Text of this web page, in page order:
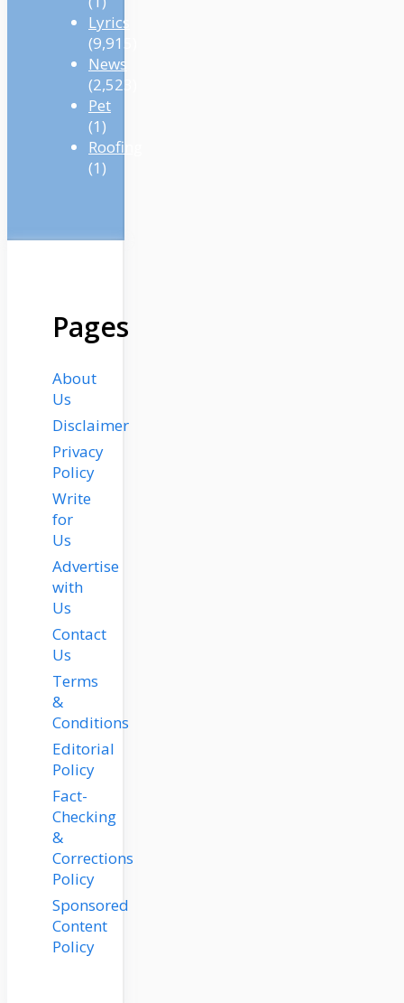
Lyrics
(9,915)
News
(2,523)
Pet
(1)
Roofing
(1)
Pages
About
Us
Disclaimer
Privacy
Policy
Write
for
Us
Advertise
with
Us
Contact
Us
Terms
&
Conditions
Editorial
Policy
Fact-
Checking
&
Corrections
Policy
Sponsored
Content
Policy